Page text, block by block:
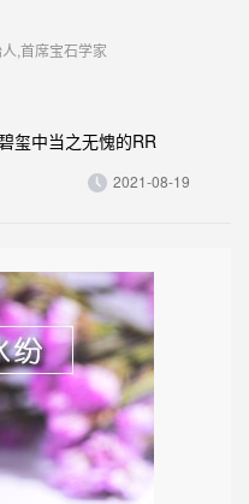
,首席宝石学家
玺中当之无愧的RR
2021-08-19